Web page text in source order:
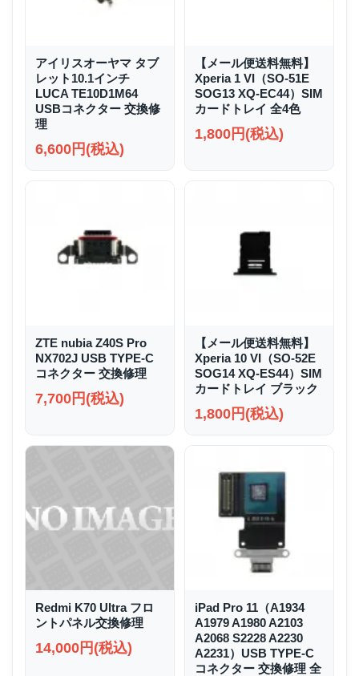
アイリスオーヤマ タブ
レット10.1インチ
LUCA TE10D1M64
USBコネクター 交換修
理
6,600円(税込)
【メール便送料無料】
Xperia 1 VI（SO-51E
SOG13 XQ-EC44）SIM
カードトレイ 全4色
1,800円(税込)
ZTE nubia Z40S Pro
NX702J USB TYPE-C
コネクター 交換修理
7,700円(税込)
【メール便送料無料】
Xperia 10 VI（SO-52E
SOG14 XQ-ES44）SIM
カードトレイ ブラック
1,800円(税込)
Redmi K70 Ultra フロ
ントパネル交換修理
14,000円(税込)
iPad Pro 11（A1934
A1979 A1980 A2103
A2068 S2228 A2230
A2231）USB TYPE-C
コネクター 交換修理 全